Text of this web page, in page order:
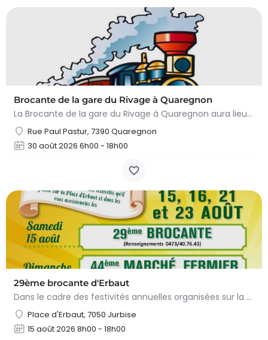
Brocante de la gare du Rivage à Quaregnon
La Brocante de la gare du Rivage à Quaregnon aura lieu le dimanche 30 août 2026 de 06:00 à 18:00. Cet…
Rue Paul Pastur, 7390 Quaregnon
30 août 2026 6h00 - 18h00
29ème brocante d'Erbaut
Dans le cadre des festivités annuelles organisées sur la Place d'Erbaut, une brocante est organisée le samedi…
Place d'Erbaut, 7050 Jurbise
15 août 2026 8h00 - 18h00